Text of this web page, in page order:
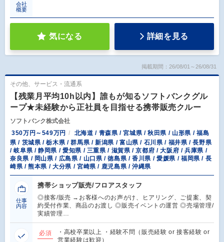
会社
概要
気になる 詳細を見る
掲載期間：26/08/01～26/08/31
その他、サービス・流通系
【残業月平均10h以内】誰もが知るソフトバンクグル
ープ★未経験から正社員を目指せる携帯販売クルー
ソフトバンク株式会社
350万円～549万円
北海道 / 青森県 / 宮城県 / 秋田県 / 山形県 / 福島
県 / 茨城県 / 栃木県 / 群馬県 / 新潟県 / 富山県 / 石川県 / 福井県 / 長野県
/ 岐阜県 / 静岡県 / 愛知県 / 三重県 / 滋賀県 / 京都府 / 大阪府 / 兵庫県 /
奈良県 / 岡山県 / 広島県 / 山口県 / 徳島県 / 香川県 / 愛媛県 / 福岡県 / 長
崎県 / 熊本県 / 大分県 / 宮崎県 / 鹿児島県 / 沖縄県
仕事
内容
携帯ショップ販売/フロアスタッフ
◎接客/販売 →お客様へのお声がけ、ヒアリング、ご提案、契
約受付作業、商品のお渡し ◎販売イベントの運営 ◎売場管理/
実績管理…
必須
・高校卒業以上 ・経験不問（販売経験 or 接客経験 or
営業経験は歓迎）